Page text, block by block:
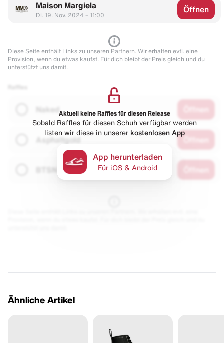
Maison Margiela
Di. 19. Nov. 2024 – 11:00
Öffnen
Diese Seite enthält Links zu unseren Partnern. Wir erhalten evtl. eine
Provision, wenn du etwas kaufst. Für dich bleibt der Preis gleich und du
unterstützt uns damit.
Naked
Asphaltgold
Aktuell keine Raffles für diesen Release
Sobald Raffles für diesen Schuh verfügbar werden
listen wir diese in unserer kostenlosen App
App herunterladen
Für iOS & Android
Ähnliche Artikel